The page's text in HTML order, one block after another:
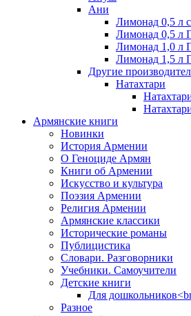
Ани
Лимонад 0,5 л
Лимонад 0,5 л
Лимонад 1,0 л
Лимонад 1,5 л
Другие
Натахтари
Армянские книги
Новинки
История Армении
О Геноциде Армян
Книги об Армении
Иcкусство и культура
Поэзия Армении
Религия Армении
Армянские классики
Исторические романы
Публицистика
Словари. Разговорники
Учебники. Самоучители
Детские книги
Для
Разное